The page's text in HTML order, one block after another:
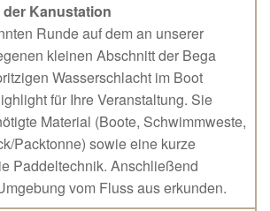
Kanustation
Runde auf dem an unserer
kleinen Abschnitt der Bega
Wasserschlacht im Boot
für Ihre Veranstaltung. Sie
Material (Boote, Schwimmweste,
Packtonne) sowie eine kurze
Paddeltechnik. Anschließend
vom Fluss aus erkunden.